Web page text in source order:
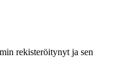
rekisteröitynyt ja sen